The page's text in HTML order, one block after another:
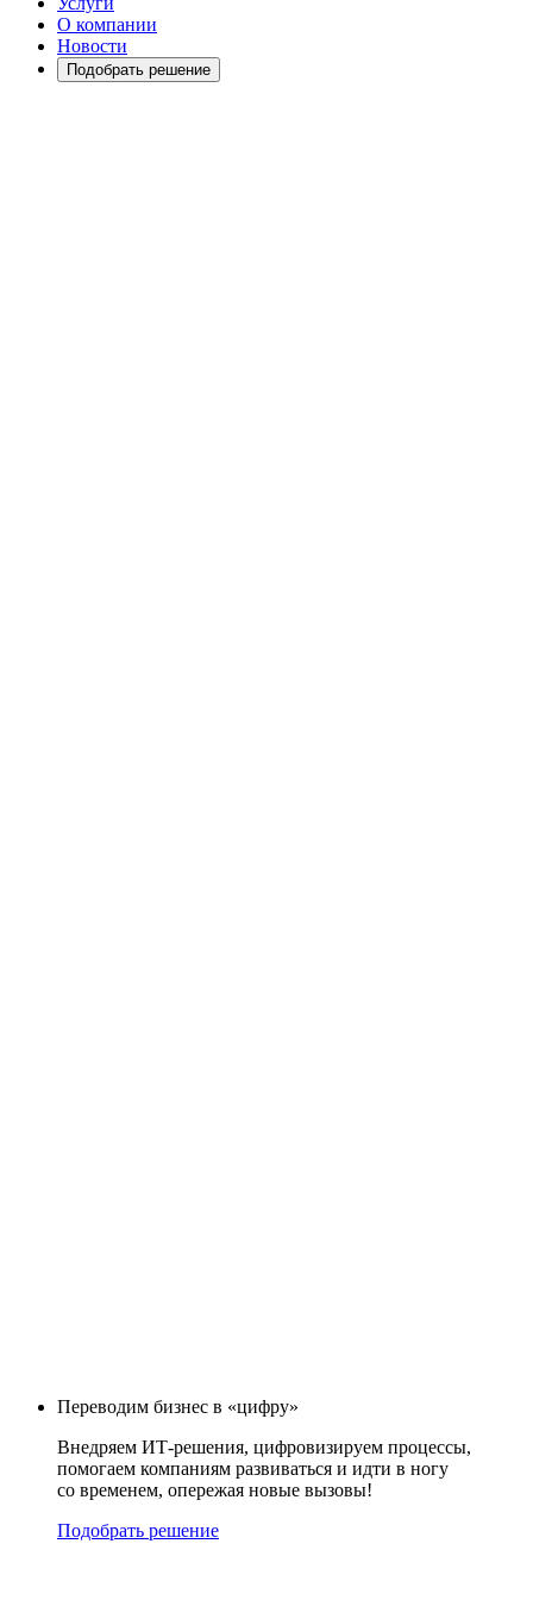
О компании
Новости
Подобрать решение
Переводим бизнес в «цифру»
Внедряем ИТ-решения, цифровизируем процессы,
помогаем компаниям развиваться и идти в ногу
со временем, опережая новые вызовы!
Подобрать решение